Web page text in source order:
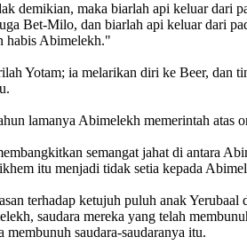
demikian, maka biarlah api keluar dari
Bet-Milo, dan biarlah api keluar dari
habis Abimelekh."
Yotam; ia melarikan diri ke Beer, dan
lamanya Abimelekh memerintah atas
semangat jahat di antara
itu menjadi tidak setia kepada
terhadap ketujuh puluh anak
saudara mereka yang telah
membunuh saudara-saudaranya itu.